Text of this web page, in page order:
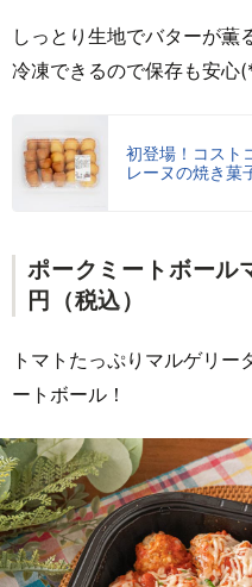
しっとり生地でバターが薫
冷凍できるので保存も安心
初登場！コスト
レーヌの焼き菓
ポークミートボール
円（税込）
トマトたっぷりマルゲリー
ートボール！